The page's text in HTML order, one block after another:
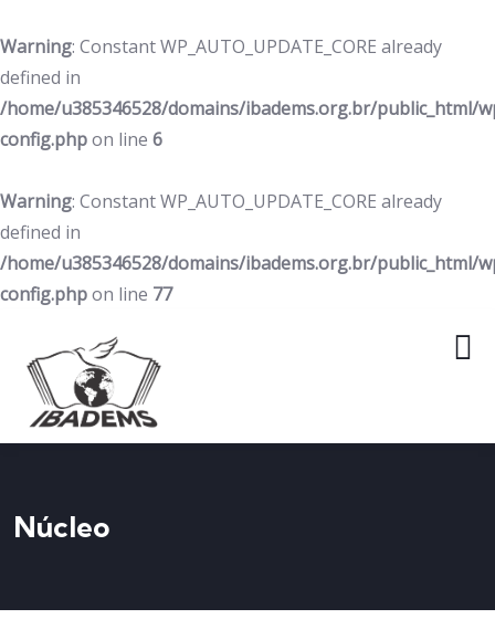
Warning: Constant WP_AUTO_UPDATE_CORE already
defined in
/home/u385346528/domains/ibadems.org.br/public_html/
config.phpon line 6
Warning: Constant WP_AUTO_UPDATE_CORE already
defined in
/home/u385346528/domains/ibadems.org.br/public_html/
config.phpon line 77
Núcleo